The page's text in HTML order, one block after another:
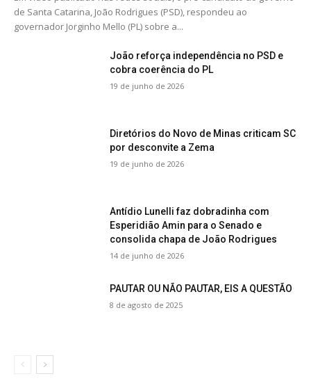
de Santa Catarina, João Rodrigues (PSD), respondeu ao
governador Jorginho Mello (PL) sobre a...
João reforça independência no PSD e
cobra coerência do PL
19 de junho de 2026
Diretórios do Novo de Minas criticam SC
por desconvite a Zema
19 de junho de 2026
Antídio Lunelli faz dobradinha com
Esperidião Amin para o Senado e
consolida chapa de João Rodrigues
14 de junho de 2026
PAUTAR OU NÃO PAUTAR, EIS A QUESTÃO
8 de agosto de 2025